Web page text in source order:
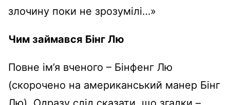
злочину поки не зрозумілі…»
Чим займався Бінг Лю
Повне ім’я вченого – Бінфенг Лю
(скорочено на американський манер Бінг